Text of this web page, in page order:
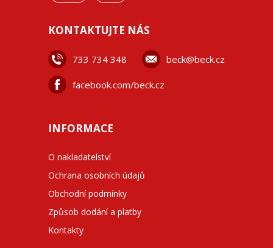
KONTAKTUJTE NÁS
733 734 348 beck@beck.cz
facebook.com/beck.cz
INFORMACE
O nakladatelství
Ochrana osobních údajů
Obchodní podmínky
Způsob dodání a platby
Kontakty